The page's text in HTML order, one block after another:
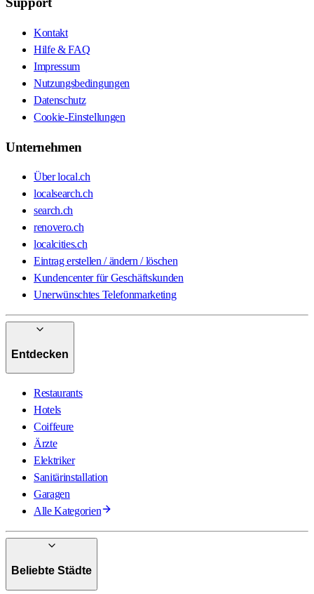
Kontakt
Hilfe & FAQ
Impressum
Nutzungsbedingungen
Datenschutz
Cookie-Einstellungen
Unternehmen
Über local.ch
localsearch.ch
search.ch
renovero.ch
localcities.ch
Eintrag erstellen / ändern / löschen
Kundencenter für Geschäftskunden
Unerwünschtes Telefonmarketing
Entdecken
Restaurants
Hotels
Coiffeure
Ärzte
Elektriker
Sanitärinstallation
Garagen
Alle Kategorien
Beliebte Städte